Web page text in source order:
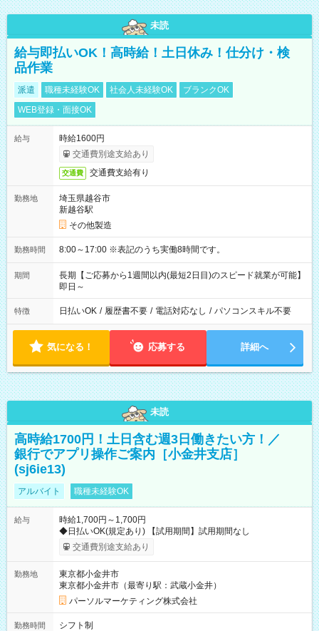
未読
給与即払いOK！高時給！土日休み！仕分け・検
品作業
派遣 職種未経験OK 社会人未経験OK
ブランクOK
WEB登録・面接OK
給与
時給1600円
交通費別途支給あり
交通費 交通費支給有り
勤務地
埼玉県越谷市
新越谷駅
その他製造
勤務時間 8:00～17:00 ※表記のうち実働8時間です。
期間
長期【ご応募から1週間以内(最短2日目)のスピード就業が可能】
即日～
特徴 日払いOK / 履歴書不要 / 電話対応なし / パソコンスキル不要
気になる！ 応募する 詳細へ
未読
高時給1700円！土日含む週3日働きたい方！／
銀行でアプリ操作ご案内［小金井支店］
(sj6ie13)
アルバイト 職種未経験OK
給与
時給1,700円～1,700円
◆日払いOK(規定あり) 【試用期間】試用期間なし
交通費別途支給あり
勤務地
東京都小金井市
東京都小金井市（最寄り駅：武蔵小金井）
パーソルマーケティング株式会社
勤務時間
シフト制